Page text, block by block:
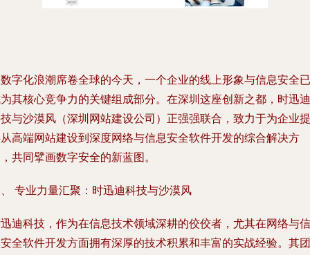
字化浪潮席卷全球的今天，一个企业的线上形象与信息安全已
其核心竞争力的关键组成部分。在深圳这座创新之都，时迅迪
与沙漠风（深圳网站建设公司）正强强联合，致力于为企业提
高端网站建设到深度网络与信息安全软件开发的综合解决方
共同擘画数字安全的新蓝图。
专业力量汇聚：时迅迪科技与沙漠风
迪科技，作为在信息技术领域深耕的佼佼者，尤其在网络与信
全软件开发方面拥有深厚的技术积累和丰富的实战经验。其团